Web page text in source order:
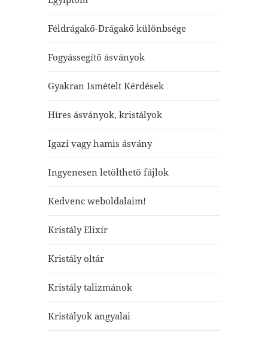
Féldrágakő-Drágakő különbsége
Fogyássegítő ásványok
Gyakran Ismételt Kérdések
Híres ásványok, kristályok
Igazi vagy hamis ásvány
Ingyenesen letölthető fájlok
Kedvenc weboldalaim!
Kristály Elixír
Kristály oltár
Kristály talizmánok
Kristályok angyalai